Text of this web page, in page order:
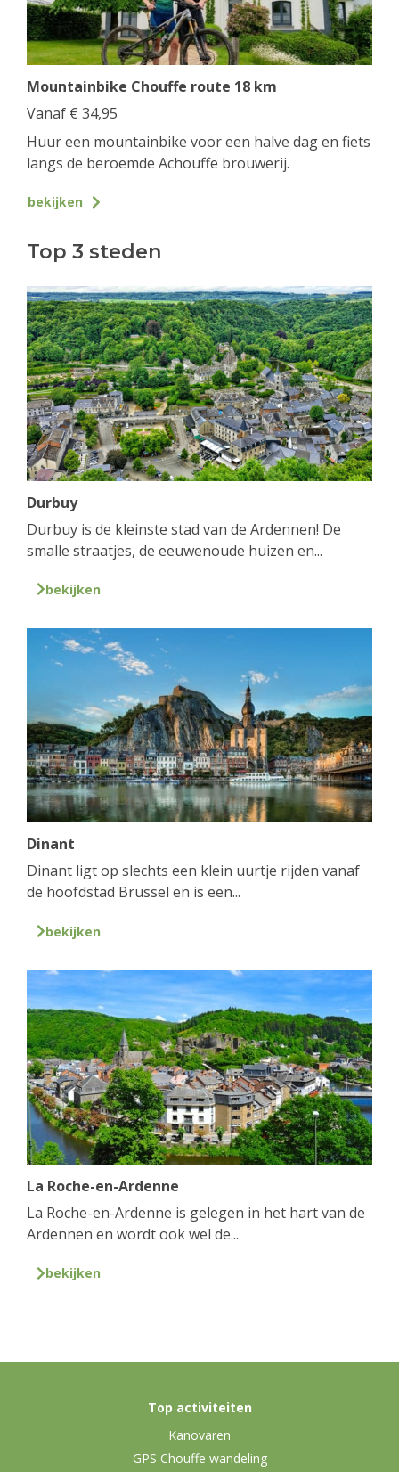
Mountainbike Chouffe route 18 km
Vanaf € 34,95
Huur een mountainbike voor een halve dag en fiets
langs de beroemde Achouffe brouwerij.
bekijken
Top 3 steden
Durbuy
Durbuy is de kleinste stad van de Ardennen! De
smalle straatjes, de eeuwenoude huizen en...
bekijken
Dinant
Dinant ligt op slechts een klein uurtje rijden vanaf
de hoofdstad Brussel en is een...
bekijken
La Roche-en-Ardenne
La Roche-en-Ardenne is gelegen in het hart van de
Ardennen en wordt ook wel de...
bekijken
Top activiteiten
Kanovaren
GPS Chouffe wandeling